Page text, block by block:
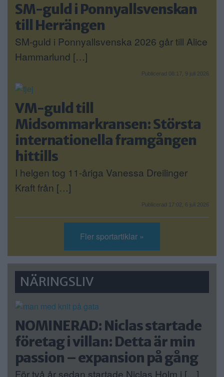
SM-guld i Ponnyallsvenskan
till Herrängen
SM-guld i Ponnyallsvenska 2026 går till Alice
Hammarlund […]
Publicerad 08:17, 9 juli 2026
VM-guld till
Midsommarkransen: Största
internationella framgången
hittills
I helgen tog 11-åriga Vanessa Dreilinger
Kraft från […]
Publicerad 17:02, 6 juli 2026
Fler sportartiklar »
NÄRINGSLIV
NOMINERAD: Niclas startade
företag i villan: Detta är min
passion – expansion på gång
För två år sedan startade Niclas Holm i […]